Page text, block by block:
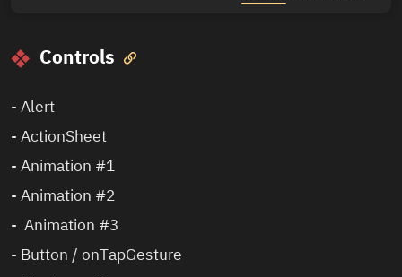
Controls 
-Alert
-ActionSheet
-Animation #1
-Animation #2
- Animation #3
- Button / onTapGesture